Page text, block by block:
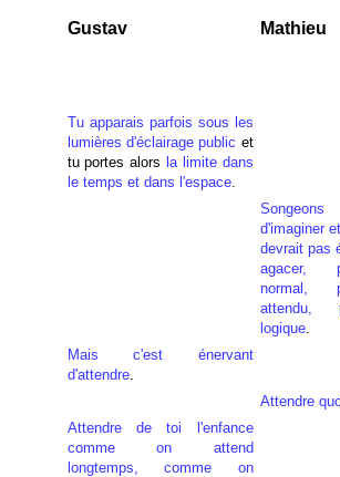
Gustav Mathieu
Tu apparais parfois sous les
lumières d'éclairage public et
tu portes alors la limite dans
le temps et dans l'espace.
d'imaginer
devrait pas
agacer,
normal,
attendu,
logique.
Mais c'est énervant
d'attendre.
Attendre
Attendre de toi l'enfance
comme on attend
longtemps, comme on